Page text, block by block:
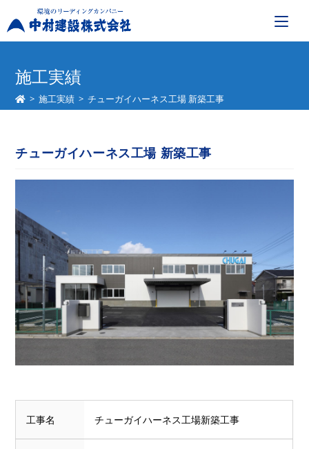
施工実績
> 施工実績 > チューガイハーネス工場 新築工事
チューガイハーネス工場 新築工事
工事名 チューガイハーネス工場新築工事